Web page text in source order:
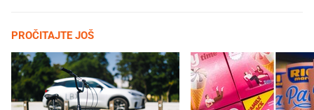
PROČITAJTE JOŠ